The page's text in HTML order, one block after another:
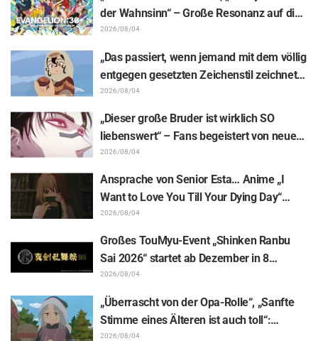
Nach dem Ende der Reise“
der Wahnsinn“ – Große Resonanz auf die
Enthüllung von Hidenori Matsubaras
wunderschöner Zeichnung der drei
Figuren aus „Neon Genesis Evangelion“ im
Plugsuit
2026/08/04
„Das passiert, wenn jemand mit dem völlig
entgegen gesetzten Zeichenstil zeichnet“
– Fans begeistert von der Unterstützungs-
Illustration des „Yowamushi Pedal“-
Schöpfers für „Jaadugar: A Witch in
2026/08/04
„Dieser große Bruder ist wirklich SO
liebenswert“ – Fans begeistert von neuen
Illustrationen zur „JUJUTSU KAISEN“-
Ausstellung, auf denen Choso Yūji Itadori
auf die Pelle rückt
2026/08/04
Ansprache von Senior Esta… Anime „I
Want to Love You Till Your Dying Day“
Enthüllung von Synopsis für Episode 5,
Szenenausschnitten, WEB-Trailer und
Episodenposter
2026/08/04
Großes TouMyu-Event „Shinken Ranbu
Sai 2026“ startet ab Dezember in 8
Städten Japans! Alle 44 Touken Danshi
vereint
2026/08/04
„Überrascht von der Opa-Rolle“, „Sanfte
Stimme eines Älteren ist auch toll“:
Reaktionen auf Akira Ishidas Stimme als
2026/08/04